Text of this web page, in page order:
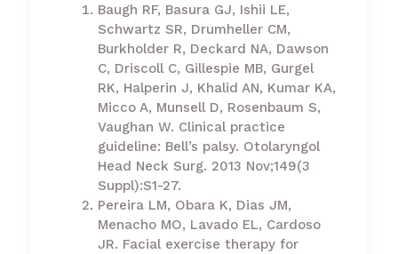
Baugh RF, Basura GJ, Ishii LE,
Schwartz SR, Drumheller CM,
Burkholder R, Deckard NA, Dawson
C, Driscoll C, Gillespie MB, Gurgel
RK, Halperin J, Khalid AN, Kumar KA,
Micco A, Munsell D, Rosenbaum S,
Vaughan W. Clinical practice
guideline: Bell’s palsy. Otolaryngol
Head Neck Surg. 2013 Nov;149(3
Suppl):S1-27.
Pereira LM, Obara K, Dias JM,
Menacho MO, Lavado EL, Cardoso
JR. Facial exercise therapy for